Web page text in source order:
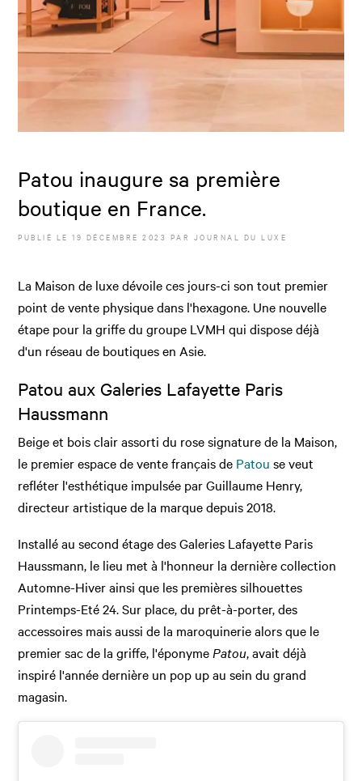
Patou inaugure sa première
boutique en France.
PUBLIÉ LE19 DÉCEMBRE 2023 PAR JOURNAL DU LUXE
La Maison de luxe dévoile ces jours-ci son tout premier
point de vente physique dans l'hexagone. Une nouvelle
étape pour la griffe du groupe LVMH qui dispose déjà
d'un réseau de boutiques en Asie.
Patou aux Galeries Lafayette Paris
Haussmann
Beige et bois clair assorti du rose signature de la Maison,
le premier espace de vente français de Patou se veut
refléter l'esthétique impulsée par Guillaume Henry,
directeur artistique de la marque depuis 2018.
Installé au second étage des Galeries Lafayette Paris
Haussmann, le lieu met à l'honneur la dernière collection
Automne-Hiver ainsi que les premières silhouettes
Printemps-Eté 24. Sur place, du prêt-à-porter, des
accessoires mais aussi de la maroquinerie alors que le
premier sac de la griffe, l'éponyme Patou, avait déjà
inspiré l'année dernière un pop up au sein du grand
magasin.